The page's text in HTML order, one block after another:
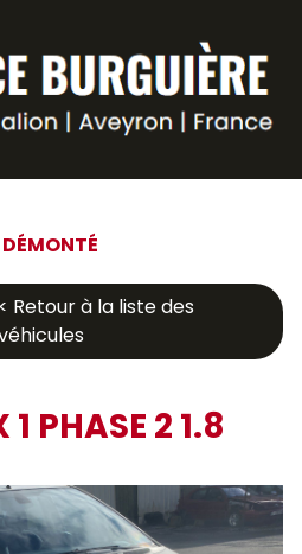
< Retour à la liste des
PHASE 2 1.8